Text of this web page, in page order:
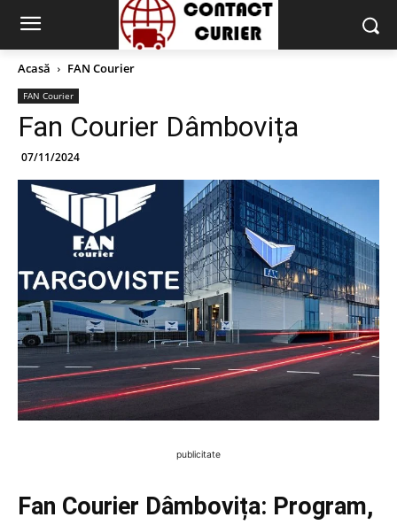
Acasă FAN Courier
FAN Courier
Fan Courier Dâmbovița
07/11/2024
publicitate
Fan Courier Dâmbovița: Program,